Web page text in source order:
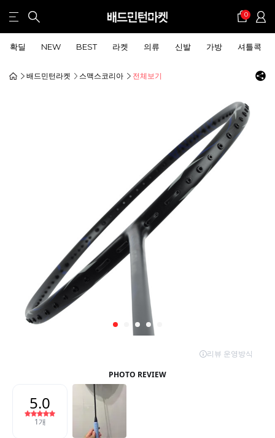
0
확딜 NEW BEST 라켓 의류 신발 가방 셔틀콕
배드민턴라켓 스맥스코리아 전체보기